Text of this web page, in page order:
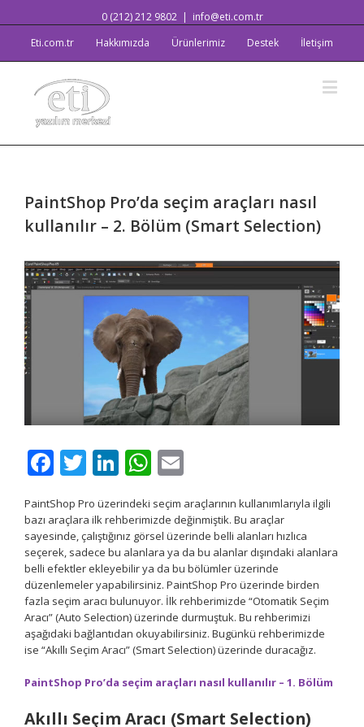
0 (212) 212 9802 | info@eti.com.tr
Eti.com.tr
Hakkımızda Ürünlerimiz Destek İletişim
PaintShop Pro’da seçim araçları nasıl
kullanılır – 2. Bölüm (Smart Selection)
View
Larger
Image
Facebook
Twitter
LinkedIn
WhatsApp
PaintShop Pro üzerindeki seçim araçlarının kullanımlarıyla ilgili
bazı araçlara ilk rehberimizde değinmiştik. Bu araçlar
sayesinde, çalıştığınız görsel üzerinde belli alanları hızlıca
seçerek, sadece bu alanlara ya da bu alanlar dışındaki alanlara
belli efektler ekleyebilir ya da bu bölümler üzerinde
düzenlemeler yapabilirsiniz. PaintShop Pro üzerinde birden
fazla seçim aracı bulunuyor. İlk rehberimizde “Otomatik Seçim
Aracı” (Auto Selection) üzerinde durmuştuk. Bu rehberimizi
aşağıdaki bağlantıdan okuyabilirsiniz. Bugünkü rehberimizde
ise “Akıllı Seçim Aracı” (Smart Selection) üzerinde duracağız.
PaintShop Pro’da seçim araçları nasıl kullanılır – 1. Bölüm
Akıllı Seçim Aracı (Smart Selection)